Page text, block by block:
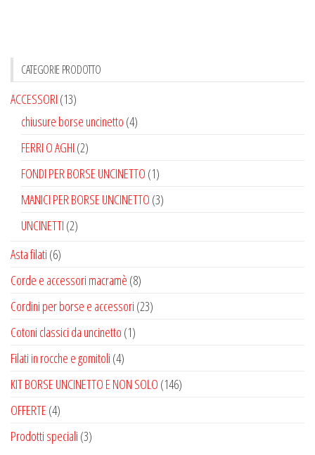
possono
CATEGORIE PRODOTTO
ACCESSORI (13)
chiusure borse uncinetto (4)
FERRI O AGHI (2)
FONDI PER BORSE UNCINETTO (1)
MANICI PER BORSE UNCINETTO (3)
UNCINETTI (2)
Asta filati (6)
Corde e accessori macramè (8)
Cordini per borse e accessori (23)
Cotoni classici da uncinetto (1)
Filati in rocche e gomitoli (4)
KIT BORSE UNCINETTO E NON SOLO (146)
OFFERTE (4)
Prodotti speciali (3)